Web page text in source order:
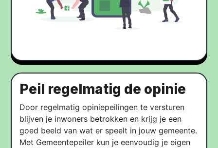
Peil regelmatig de opinie​
Door regelmatig opiniepeilingen te versturen
blijven je inwoners betrokken en krijg je een
goed beeld van wat er speelt in jouw gemeente.
Met Gemeentepeiler kun je eenvoudig je eigen